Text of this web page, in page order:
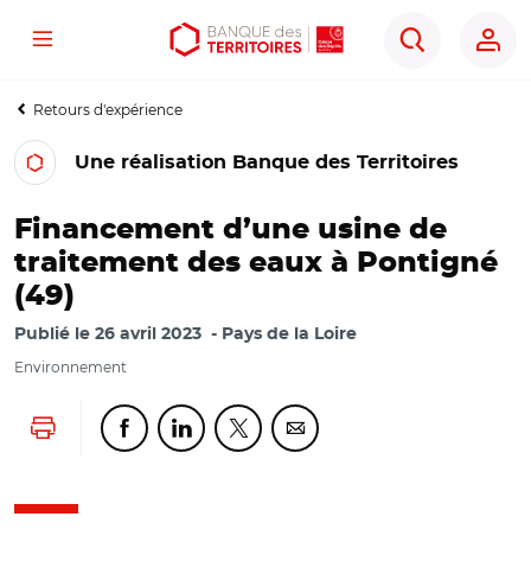
Aller
contenu
Aller
menu
Ouvrir
outils
Menu
Rechercher
Retours d'expérience
Une réalisation Banque des Territoires
Financement d’une usine de
traitement des eaux à Pontigné
(49)
Publié le 26 avril 2023 Pays de la Loire
Environnement
Lancer l'impressionPartager cette page sur Facebook
Partager cette page sur Linkedin
Partager cette page sur Twitter
Partager cette page sur